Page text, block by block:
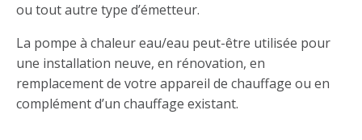
ou tout autre type d’émetteur.
La pompe à chaleur eau/eau peut-être utilisée pour
une installation neuve, en rénovation, en
remplacement de votre appareil de chauffage ou en
complément d’un chauffage existant.